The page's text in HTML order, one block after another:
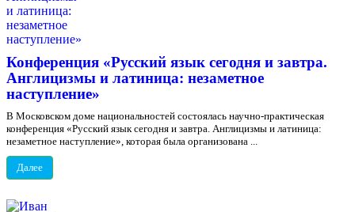
Конференция «Русский язык сегодня и завтра.
Англицизмы и латиница: незаметное
наступление»
В Московском доме национальностей состоялась научно-практическая
конференция «Русский язык сегодня и завтра. Англицизмы и латиница:
незаметное наступление», которая была организована ...
Далее